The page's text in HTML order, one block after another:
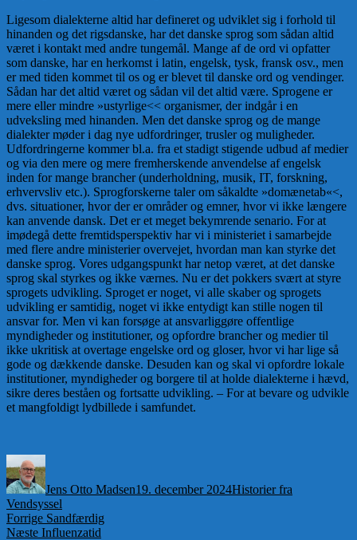
Ligesom dialekterne altid har defineret og udviklet sig i forhold til
hinanden og det rigsdanske, har det danske sprog som sådan altid
været i kontakt med andre tungemål. Mange af de ord vi opfatter
som danske, har en herkomst i latin, engelsk, tysk, fransk osv., men
er med tiden kommet til os og er blevet til danske ord og vendinger.
Sådan har det altid været og sådan vil det altid være. Sprogene er
mere eller mindre »ustyrlige<< organismer, der indgår i en
udveksling med hinanden. Men det danske sprog og de mange
dialekter møder i dag nye udfordringer, trusler og muligheder.
Udfordringerne kommer bl.a. fra et stadigt stigende udbud af medier
og via den mere og mere fremherskende anvendelse af engelsk
inden for mange brancher (underholdning, musik, IT, forskning,
erhvervsliv etc.). Sprogforskerne taler om såkaldte »domænetab«<,
dvs. situationer, hvor der er områder og emner, hvor vi ikke længere
kan anvende dansk. Det er et meget bekymrende senario. For at
imødegå dette fremtidsperspektiv har vi i ministeriet i samarbejde
med flere andre ministerier overvejet, hvordan man kan styrke det
danske sprog. Vores udgangspunkt har netop været, at det danske
sprog skal styrkes og ikke værnes. Nu er det pokkers svært at styre
sprogets udvikling. Sproget er noget, vi alle skaber og sprogets
udvikling er samtidig, noget vi ikke entydigt kan stille nogen til
ansvar for. Men vi kan forsøge at ansvarliggøre offentlige
myndigheder og institutioner, og opfordre brancher og medier til
ikke ukritisk at overtage engelske ord og gloser, hvor vi har lige så
gode og dækkende danske. Desuden kan og skal vi opfordre lokale
institutioner, myndigheder og borgere til at holde dialekterne i hævd,
sikre deres beståen og fortsatte udvikling. – For at bevare og udvikle
et mangfoldigt lydbillede i samfundet.
Jens Otto Madsen19. december 2024Historier fra
Vendsyssel
Indlægsnavigation
Forrige Forrige
indlæg:
Sandfærdig
Næste Næste
Influenzatid